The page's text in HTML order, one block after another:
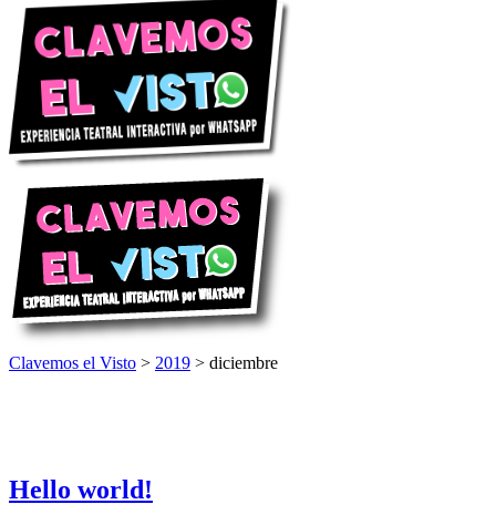
Clavemos el Visto > 2019 > diciembre
Hello world!